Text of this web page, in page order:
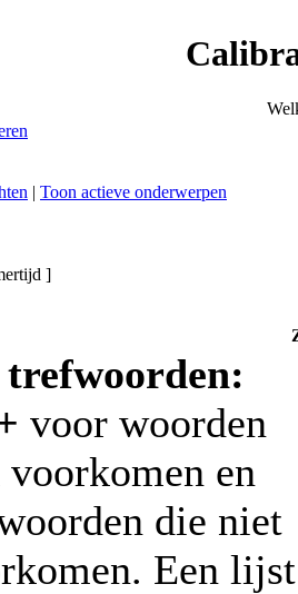
| Toon actieve onderwerpen
]
voor woorden
en
die niet
Een lijst